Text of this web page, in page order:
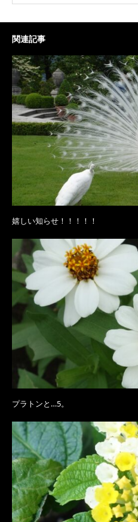
関連記事
嬉しい知らせ！！！！！
プラトンと…5。